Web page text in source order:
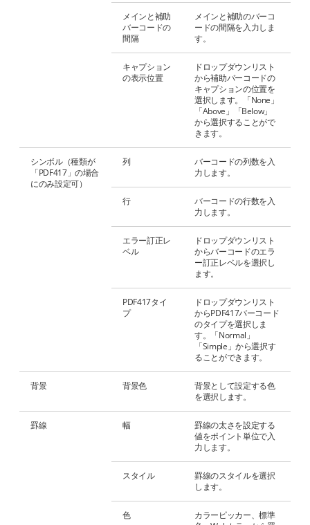
メインと補助
バーコードの
間隔
メインと補助のバーコ
ードの間隔を入力しま
す。
キャプション
の表示位置
ドロップダウンリスト
から補助バーコードの
キャプションの位置を
選択します。「None」
「Above」「Below」
から選択することがで
きます。
シンボル（種類が
「PDF417」の場合
にのみ設定可）
列
バーコードの列数を入
力します。
行
バーコードの行数を入
力します。
エラー訂正レ
ベル
ドロップダウンリスト
からバーコードのエラ
ー訂正レベルを選択し
ます。
PDF417タイ
プ
ドロップダウンリスト
からPDF417バーコード
のタイプを選択しま
す。「Normal」
「Simple」から選択す
ることができます。
背景 背景色
背景として設定する色
を選択します。
罫線 幅
罫線の太さを設定する
値をポイント単位で入
力します。
スタイル
罫線のスタイルを選択
します。
色
カラーピッカー、標準